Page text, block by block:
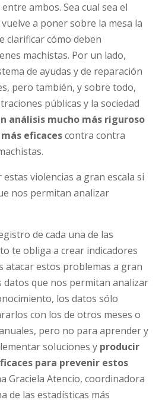
ambos. Sea cual sea el
a poner sobre la mesa la
clarificar cómo deben
machistas. Por un lado,
de ayudas y de reparación
pero también, y sobre todo,
públicas y la sociedad
análisis mucho más riguroso
eficacescontra contra
violencias a gran escala si
nos permitan analizar
de cada una de las
te obliga a crear indicadores
atacar estos problemas a gran
datos que nos permitan analizar
los datos sólo
con los de otros meses o
pero no para aprender y
soluciones y producir
para prevenir estos
Graciela Atencio, coordinadora
de las estadísticas más